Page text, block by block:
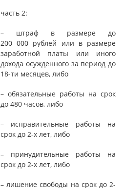
часть 2:
– штраф в размере до
200 000 рублей или в размере
заработной платы или иного
дохода осужденного за период до
18-ти месяцев, либо
– обязательные работы на срок
до 480 часов, либо
– исправительные работы на
срок до 2-х лет, либо
– принудительные работы на
срок до 2-х лет, либо
– лишение свободы на срок до 2-